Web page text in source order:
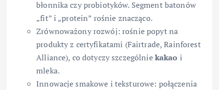
błonnika czy probiotyków. Segment batonów
„fit” i „protein” rośnie znacząco.
Zrównoważony rozwój: rośnie popyt na
produkty z certyfikatami (Fairtrade, Rainforest
Alliance), co dotyczy szczególniekakao i
mleka.
Innowacje smakowe i teksturowe: połączenia